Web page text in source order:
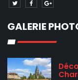
GALERIE